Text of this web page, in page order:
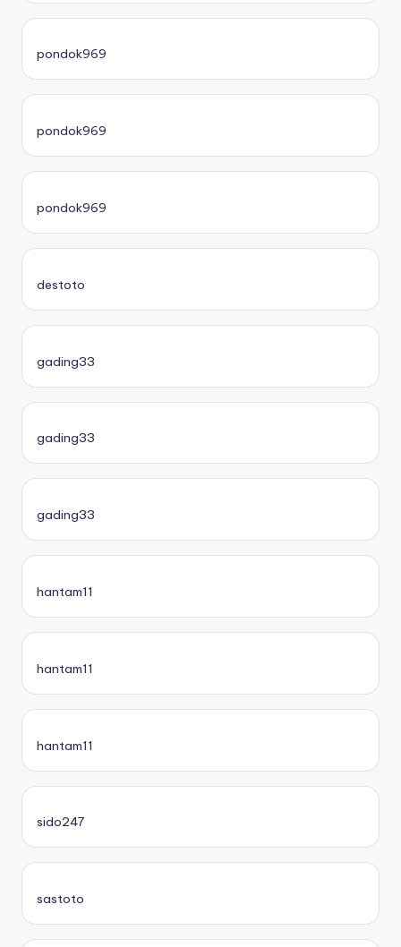
pondok969
pondok969
pondok969
destoto
gading33
gading33
gading33
hantam11
hantam11
hantam11
sido247
sastoto